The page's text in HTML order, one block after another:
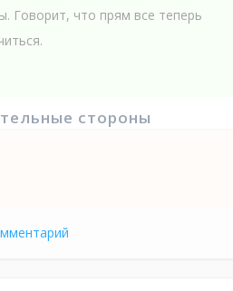
Говорит, что прям все теперь
стороны